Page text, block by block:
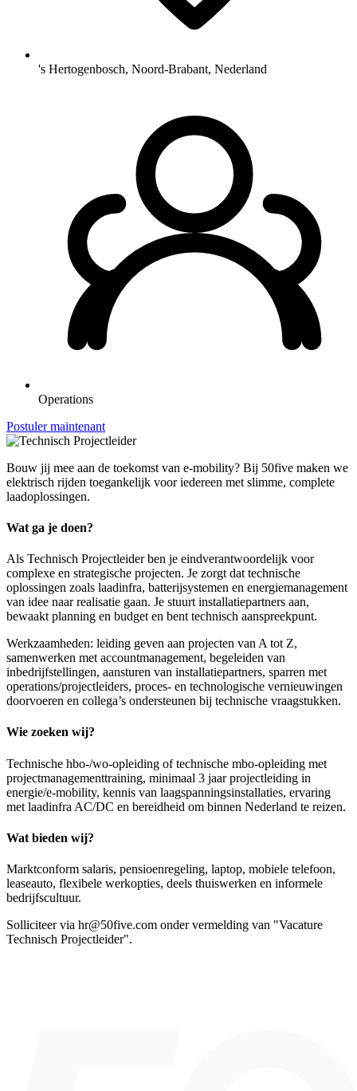
's Hertogenbosch, Noord-Brabant, Nederland
Operations
Postuler maintenant
Bouw jij mee aan de toekomst van e-mobility? Bij 50five maken we
elektrisch rijden toegankelijk voor iedereen met slimme, complete
laadoplossingen.
Wat ga je doen?
Als Technisch Projectleider ben je eindverantwoordelijk voor
complexe en strategische projecten. Je zorgt dat technische
oplossingen zoals laadinfra, batterijsystemen en energiemanagement
van idee naar realisatie gaan. Je stuurt installatiepartners aan,
bewaakt planning en budget en bent technisch aanspreekpunt.
Werkzaamheden: leiding geven aan projecten van A tot Z,
samenwerken met accountmanagement, begeleiden van
inbedrijfstellingen, aansturen van installatiepartners, sparren met
operations/projectleiders, proces- en technologische vernieuwingen
doorvoeren en collega’s ondersteunen bij technische vraagstukken.
Wie zoeken wij?
Technische hbo-/wo-opleiding of technische mbo-opleiding met
projectmanagementtraining, minimaal 3 jaar projectleiding in
energie/e-mobility, kennis van laagspanningsinstallaties, ervaring
met laadinfra AC/DC en bereidheid om binnen Nederland te reizen.
Wat bieden wij?
Marktconform salaris, pensioenregeling, laptop, mobiele telefoon,
leaseauto, flexibele werkopties, deels thuiswerken en informele
bedrijfscultuur.
Solliciteer via hr@50five.com onder vermelding van "Vacature
Technisch Projectleider".